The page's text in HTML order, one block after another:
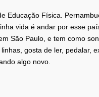
Educação Física.
vida é andar por esse
São Paulo, e tem como
gosta de ler, pedalar,
algo novo.